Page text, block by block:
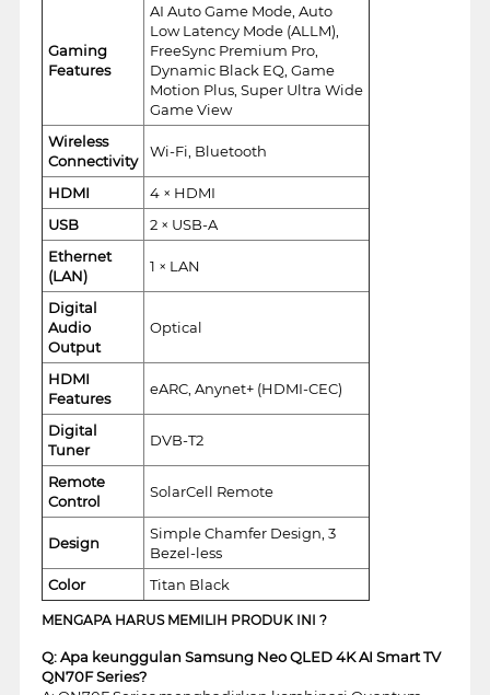
Gaming
Features
AI Auto Game Mode, Auto
Low Latency Mode (ALLM),
FreeSync Premium Pro,
Dynamic Black EQ, Game
Motion Plus, Super Ultra Wide
Game View
Wireless
Connectivity
Wi-Fi, Bluetooth
HDMI
4 × HDMI
USB
2 × USB-A
Ethernet
(LAN)
1 × LAN
Digital
Audio
Output
Optical
HDMI
Features
eARC, Anynet+ (HDMI-CEC)
Digital
Tuner
DVB-T2
Remote
Control
SolarCell Remote
Design
Simple Chamfer Design, 3
Bezel-less
Color
Titan Black
MENGAPA HARUS MEMILIH PRODUK INI ?
Q: Apa keunggulan Samsung Neo QLED 4K AI Smart TV
QN70F Series?